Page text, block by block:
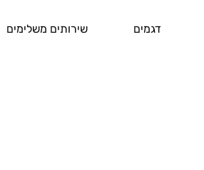
דגמים שירותים משלימים